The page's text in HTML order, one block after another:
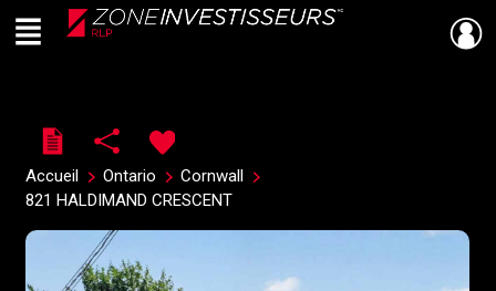
Live
En Direct
Menu
Accueil Ontario
Cornwall
821 HALDIMAND CRESCENT